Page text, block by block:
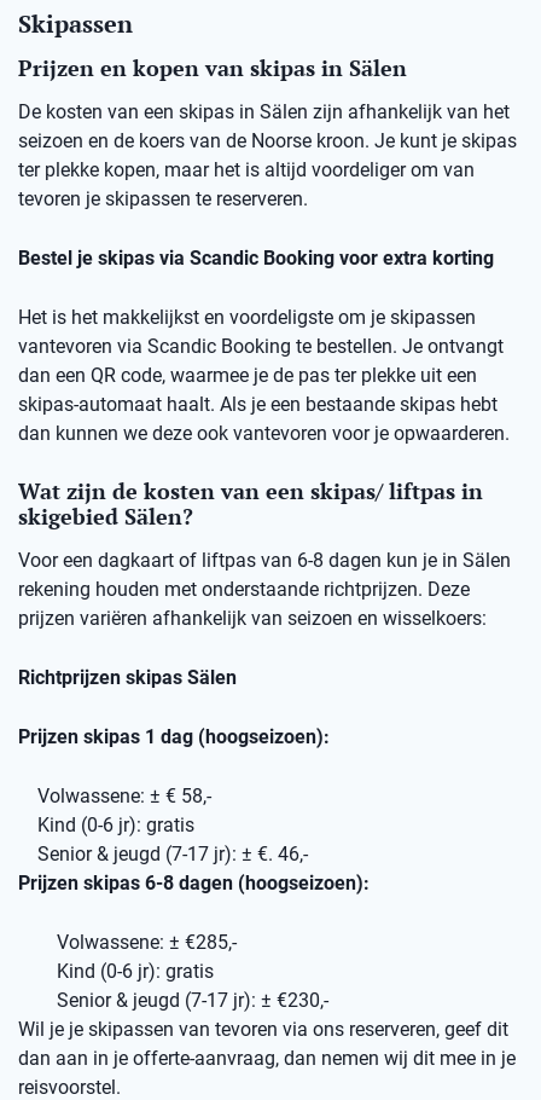
Skipassen
Prijzen en kopen van skipas in Sälen
De kosten van een skipas in Sälen zijn afhankelijk van het
seizoen en de koers van de Noorse kroon. Je kunt je skipas
ter plekke kopen, maar het is altijd voordeliger om van
tevoren je skipassen te reserveren.
Bestel je skipas via Scandic Booking voor extra korting
Het is het makkelijkst en voordeligste om je skipassen
vantevoren via Scandic Booking te bestellen. Je ontvangt
dan een QR code, waarmee je de pas ter plekke uit een
skipas-automaat haalt. Als je een bestaande skipas hebt
dan kunnen we deze ook vantevoren voor je opwaarderen.
Wat zijn de kosten van een skipas/ liftpas in
skigebied Sälen?
Voor een dagkaart of liftpas van 6-8 dagen kun je in Sälen
rekening houden met onderstaande richtprijzen. Deze
prijzen variëren afhankelijk van seizoen en wisselkoers:
Richtprijzen skipas Sälen
Prijzen skipas 1 dag (hoogseizoen):
Volwassene: ± € 58,-
Kind (0-6 jr): gratis
Senior & jeugd (7-17 jr): ± €. 46,-
Prijzen skipas 6-8 dagen (hoogseizoen):
Volwassene: ± €285,-
Kind (0-6 jr): gratis
Senior & jeugd (7-17 jr): ± €230,-
Wil je je skipassen van tevoren via ons reserveren, geef dit
dan aan in je offerte-aanvraag, dan nemen wij dit mee in je
reisvoorstel.